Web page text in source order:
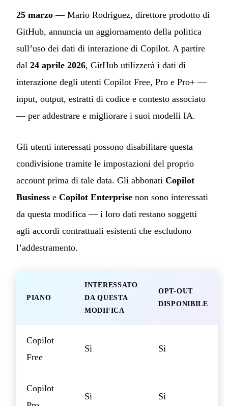
25 marzo — Mario Rodriguez, direttore prodotto di
GitHub, annuncia un aggiornamento della politica
sull’uso dei dati di interazione di Copilot. A partire
dal 24 aprile 2026, GitHub utilizzerà i dati di
interazione degli utenti Copilot Free, Pro e Pro+ —
input, output, estratti di codice e contesto associato
— per addestrare e migliorare i suoi modelli IA.
Gli utenti interessati possono disabilitare questa
condivisione tramite le impostazioni del proprio
account prima di tale data. Gli abbonati Copilot
Business e Copilot Enterprise non sono interessati
da questa modifica — i loro dati restano soggetti
agli accordi contrattuali esistenti che escludono
l’addestramento.
PIANO
INTERESSATO
DA QUESTA
MODIFICA
OPT-OUT
DISPONIBILE
Copilot
Free
Sì Sì
Copilot
Sì Sì